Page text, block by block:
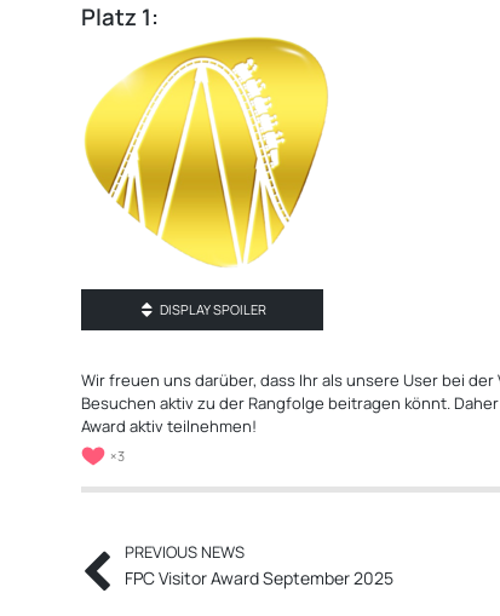
Platz 1:
DISPLAY SPOILER
Wir freuen uns darüber, dass Ihr als unsere User bei
Besuchen aktiv zu der Rangfolge beitragen könnt.
Award aktiv teilnehmen!
3
PREVIOUS NEWS
FPC Visitor Award September 2025